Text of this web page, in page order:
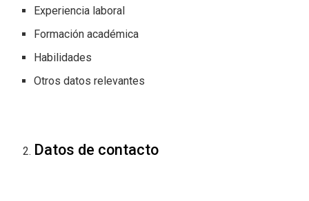
Experiencia laboral
Formación académica
Habilidades
Otros datos relevantes
Datos de contacto